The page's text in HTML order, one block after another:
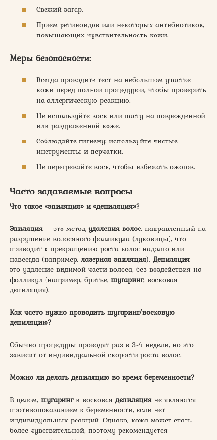
Свежий загар.
Прием ретиноидов или некоторых антибиотиков,
повышающих чувствительность кожи.
Меры безопасности:
Всегда проводите тест на небольшом участке
кожи перед полной процедурой, чтобы проверить
на аллергическую реакцию.
Не используйте воск или пасту на поврежденной
или раздраженной коже.
Соблюдайте гигиену: используйте чистые
инструменты и перчатки.
Не перегревайте воск, чтобы избежать ожогов.
Часто задаваемые вопросы
Что такое «эпиляция» и «депиляция»?
Эпиляция – это метод удаления волос, направленный на
разрушение волосяного фолликула (луковицы), что
приводит к прекращению роста волос надолго или
навсегда (например, лазерная эпиляция). Депиляция –
это удаление видимой части волоса, без воздействия на
фолликул (например, бритье, шугаринг, восковая
депиляция).
Как часто нужно проводить шугаринг/восковую
депиляцию?
Обычно процедуры проводят раз в 3-4 недели, но это
зависит от индивидуальной скорости роста волос.
Можно ли делать депиляцию во время беременности?
В целом, шугаринги восковая депиляция не являются
противопоказанием к беременности, если нет
индивидуальных реакций. Однако, кожа может стать
более чувствительной, поэтому рекомендуется